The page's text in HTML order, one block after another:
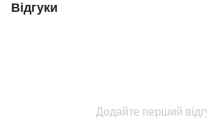
Відгуки
Додайте перший